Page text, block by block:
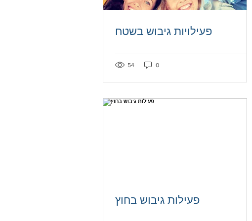
פעילויות גיבוש בשטח
54 0
פעילות גיבוש בחוץ